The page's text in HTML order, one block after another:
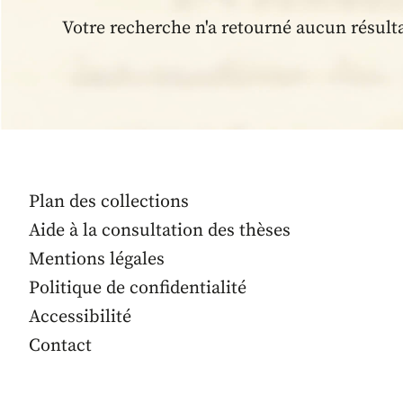
Votre recherche n'a retourné aucun
Plan des collections
Aide à la consultation des thèses
Mentions légales
Politique de confidentialité
Accessibilité
Contact